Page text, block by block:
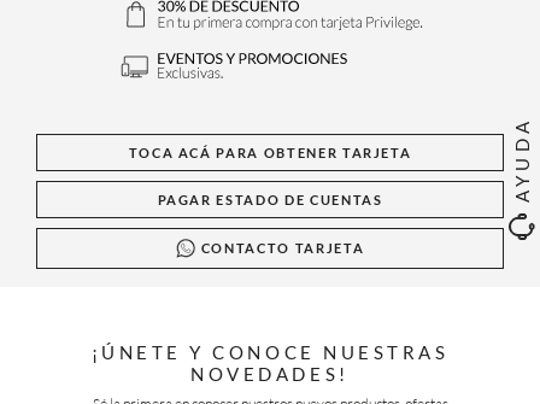
AYUDA
TOCA ACÁ PARA OBTENER TARJETA
PAGAR ESTADO DE CUENTAS
CONTACTO TARJETA
¡ÚNETE Y CONOCE NUESTRAS
NOVEDADES!